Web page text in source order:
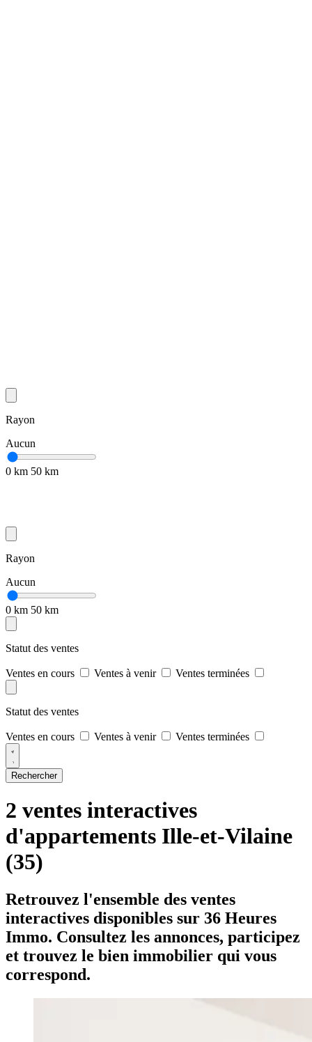
Rayon
Aucun
0 km 50 km
Rayon
Aucun
0 km 50 km
Statut des ventes
Ventes en cours Ventes à venir Ventes terminées
Statut des ventes
Ventes en cours Ventes à venir Ventes terminées
Rechercher
2 ventes interactives
d'appartements Ille-et-Vilaine
(35)
Retrouvez l'ensemble des ventes
interactives disponibles sur 36 Heures
Immo. Consultez les annonces, participez
et trouvez le bien immobilier qui vous
correspond.